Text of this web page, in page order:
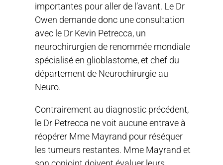
importantes pour aller de l’avant. Le Dr
Owen demande donc une consultation
avec le Dr Kevin Petrecca, un
neurochirurgien de renommée mondiale
spécialisé en glioblastome, et chef du
département de Neurochirurgie au
Neuro.
Contrairement au diagnostic précédent,
le Dr Petrecca ne voit aucune entrave à
réopérer Mme Mayrand pour réséquer
les tumeurs restantes. Mme Mayrand et